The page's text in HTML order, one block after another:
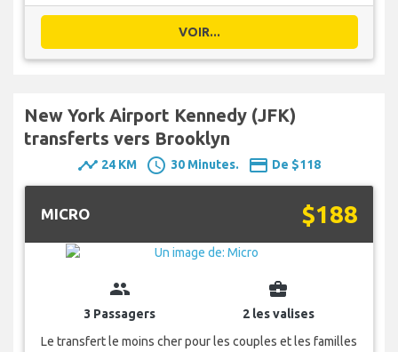
VOIR...
New York Airport Kennedy (JFK)
transferts vers Brooklyn
timeline 24 KM schedule 30 Minutes. payment De $118
MICRO $188
group
3 Passagers
business_center
2 les valises
Le transfert le moins cher pour les couples et les familles